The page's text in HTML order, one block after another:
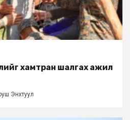
хамтран шалгах ажил
Энхтуул